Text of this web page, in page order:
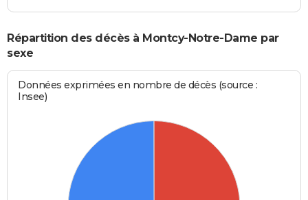
Répartition des décès à Montcy-Notre-Dame par
sexe
Données exprimées en nombre de décès (source :
Insee)